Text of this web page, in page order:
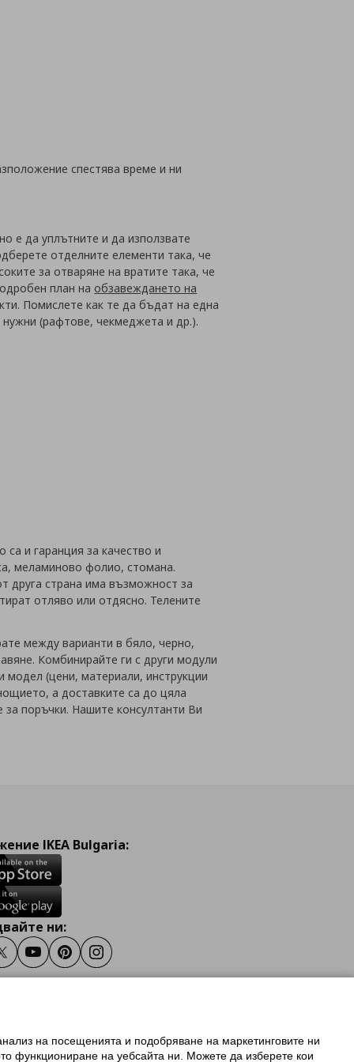
спестява време и ни
е да уплътните и да използвате
отделните елементи така, че
за отваряне на вратите така, че
план наобзавеждането на
Помислете как те да бъдат на една
(рафтове, чекмеджета и др.).
и гаранция за качество и
меламиново фолио, стомана.
друга страна има възможност за
отляво или отдясно. Телените
между варианти в бяло, черно,
Комбинирайте ги с други модули
(цени, материали, инструкции
а доставките са до цяла
поръчки. Нашите консултанти Ви
IKEA Bulgaria:
ни:
TwitterYoutubePinterestInstagram
на ikea.bg
на посещенията и подобряване на маркетинговите ни
функциониране на уебсайта ни. Можете да изберете кои